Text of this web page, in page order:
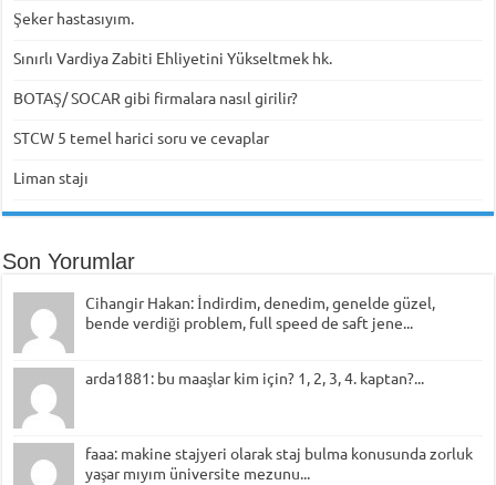
Şeker hastasıyım.
Sınırlı Vardiya Zabiti Ehliyetini Yükseltmek hk.
BOTAŞ/ SOCAR gibi firmalara nasıl girilir?
STCW 5 temel harici soru ve cevaplar
Liman stajı
Son Yorumlar
Cihangir Hakan: İndirdim, denedim, genelde güzel,
bende verdiği problem, full speed de saft jene...
arda1881: bu maaşlar kim için? 1, 2, 3, 4. kaptan?...
faaa: makine stajyeri olarak staj bulma konusunda zorluk
yaşar mıyım üniversite mezunu...